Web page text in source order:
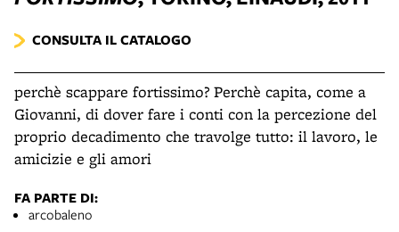
CONSULTA IL CATALOGO
perchè scappare fortissimo? Perchè capita, come a
Giovanni, di dover fare i conti con la percezione del
proprio decadimento che travolge tutto: il lavoro, le
amicizie e gli amori
FA PARTE DI:
arcobaleno